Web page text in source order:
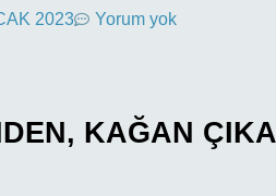
2023 Yorum yok
KAĞAN